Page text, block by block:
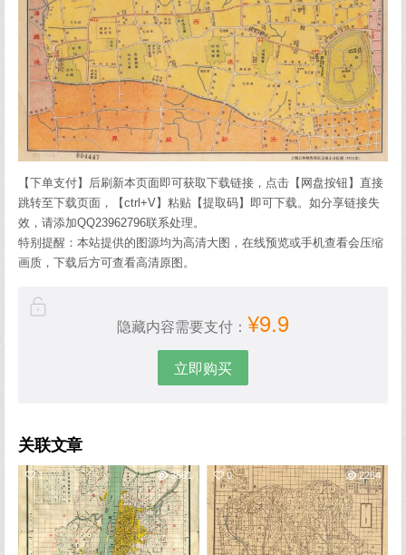
【下单支付】后刷新本页面即可获取下载链接，点击【网盘按钮】直接
跳转至下载页面，【ctrl+V】粘贴【提取码】即可下载。如分享链接失
效，请添加QQ23962796联系处理。
特别提醒：本站提供的图源均为高清大图，在线预览或手机查看会压缩
画质，下载后方可查看高清原图。
隐藏内容需要支付： ¥9.9
立即购买
关联文章
1 3681 0 2264